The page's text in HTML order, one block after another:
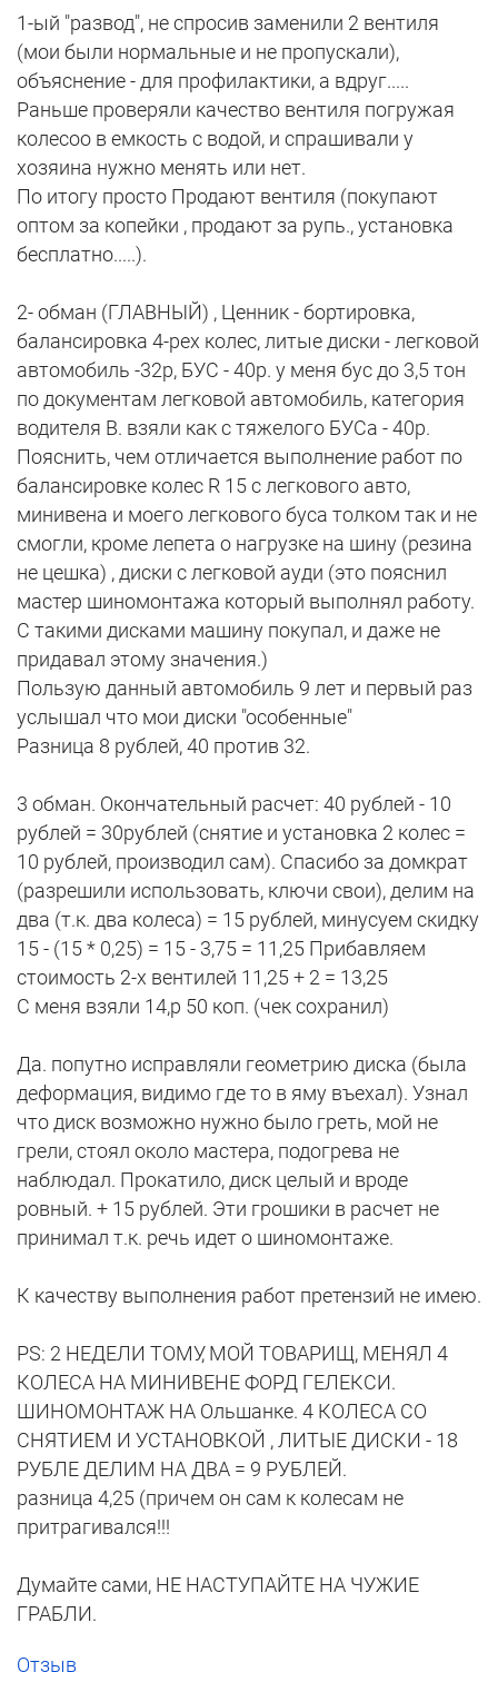
1-ый "развод", не спросив заменили 2 вентиля
(мои были нормальные и не пропускали),
объяснение - для профилактики, а вдруг.....
Раньше проверяли качество вентиля погружая
колесоо в емкость с водой, и спрашивали у
хозяина нужно менять или нет.
По итогу просто Продают вентиля (покупают
оптом за копейки , продают за рупь., установка
бесплатно.....).
2- обман (ГЛАВНЫЙ) , Ценник - бортировка,
балансировка 4-рех колес, литые диски - легковой
автомобиль -32р, БУС - 40р. у меня бус до 3,5 тон
по документам легковой автомобиль, категория
водителя В. взяли как с тяжелого БУСа - 40р.
Пояснить, чем отличается выполнение работ по
балансировке колес R 15 с легкового авто,
минивена и моего легкового буса толком так и не
смогли, кроме лепета о нагрузке на шину (резина
не цешка) , диски с легковой ауди (это пояснил
мастер шиномонтажа который выполнял работу.
С такими дисками машину покупал, и даже не
придавал этому значения.)
Пользую данный автомобиль 9 лет и первый раз
услышал что мои диски "особенные"
Разница 8 рублей, 40 против 32.
3 обман. Окончательный расчет: 40 рублей - 10
рублей = 30рублей (снятие и установка 2 колес =
10 рублей, производил сам). Спасибо за домкрат
(разрешили использовать, ключи свои), делим на
два (т.к. два колеса) = 15 рублей, минусуем скидку
15 - (15 * 0,25) = 15 - 3,75 = 11,25 Прибавляем
стоимость 2-х вентилей 11,25 + 2 = 13,25
С меня взяли 14,р 50 коп. (чек сохранил)
Да. попутно исправляли геометрию диска (была
деформация, видимо где то в яму въехал). Узнал
что диск возможно нужно было греть, мой не
грели, стоял около мастера, подогрева не
наблюдал. Прокатило, диск целый и вроде
ровный. + 15 рублей. Эти грошики в расчет не
принимал т.к. речь идет о шиномонтаже.
К качеству выполнения работ претензий не имею.
РS: 2 НЕДЕЛИ ТОМУ, МОЙ ТОВАРИЩ, МЕНЯЛ 4
КОЛЕСА НА МИНИВЕНЕ ФОРД ГЕЛЕКСИ.
ШИНОМОНТАЖ НА Ольшанке. 4 КОЛЕСА СО
СНЯТИЕМ И УСТАНОВКОЙ , ЛИТЫЕ ДИСКИ - 18
РУБЛЕ ДЕЛИМ НА ДВА = 9 РУБЛЕЙ.
разница 4,25 (причем он сам к колесам не
притрагивался!!!
Думайте сами, НЕ НАСТУПАЙТЕ НА ЧУЖИЕ
ГРАБЛИ.
Отзыв